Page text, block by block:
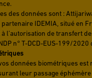
des données sont :
IDEMIA, situé en
l’autorisation de transfert
n° T-DCD-EUS-199/
données biométriques est
leur passage